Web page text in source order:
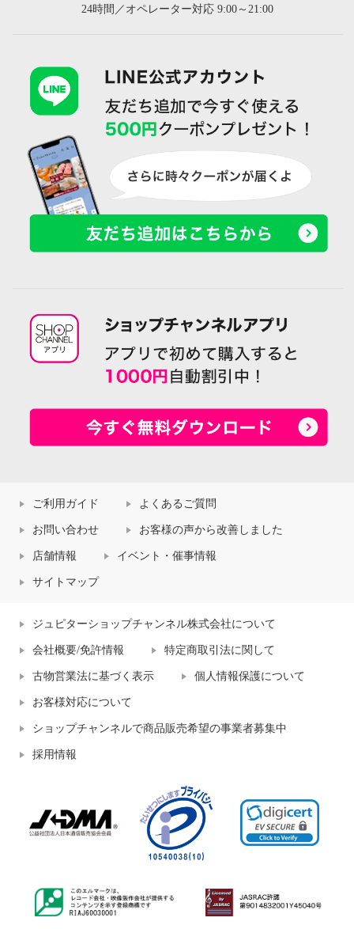
24時間／オペレーター対応 9:00～21:00
ご利用ガイド よくあるご質問
お問い合わせ お客様の声から改善しました
店舗情報 イベント・催事情報
サイトマップ
ジュピターショップチャンネル株式会社について
会社概要/免許情報 特定商取引法に関して
古物営業法に基づく表示 個人情報保護について
お客様対応について
ショップチャンネルで商品販売希望の事業者募集中
採用情報